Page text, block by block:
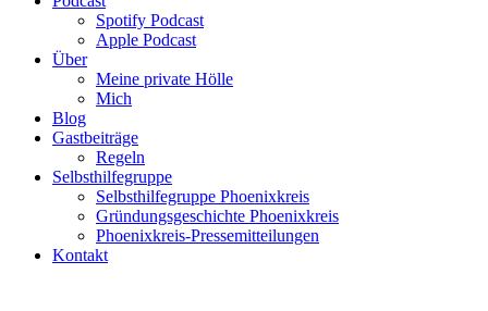
Spotify Podcast
Apple Podcast
Über
Meine private Hölle
Mich
Blog
Gastbeiträge
Regeln
Selbsthilfegruppe
Selbsthilfegruppe Phoenixkreis
Gründungsgeschichte Phoenixkreis
Phoenixkreis-Pressemitteilungen
Kontakt